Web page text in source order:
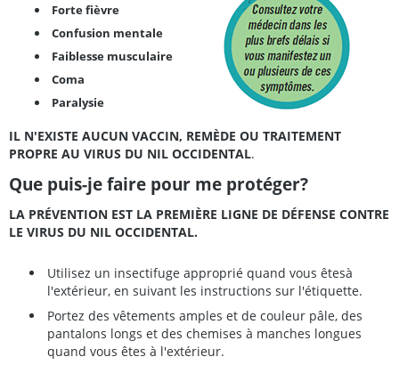
Forte fièvre
Confusion mentale
Faiblesse musculaire
Coma
Paralysie
IL N'EXISTE AUCUN VACCIN, REMÈDE OU TRAITEMENT
PROPRE AU VIRUS DU NIL OCCIDENTAL.
Que puis-je faire pour me protéger?
LA PRÉVENTION EST LA PREMIÈRE LIGNE DE DÉFENSE CONTRE
LE VIRUS DU NIL OCCIDENTAL.
Utilisez un insectifuge approprié quand vous êtesà
l'extérieur, en suivant les instructions sur l'étiquette.
Portez des vêtements amples et de couleur pâle, des
pantalons longs et des chemises à manches longues
quand vous êtes à l'extérieur.